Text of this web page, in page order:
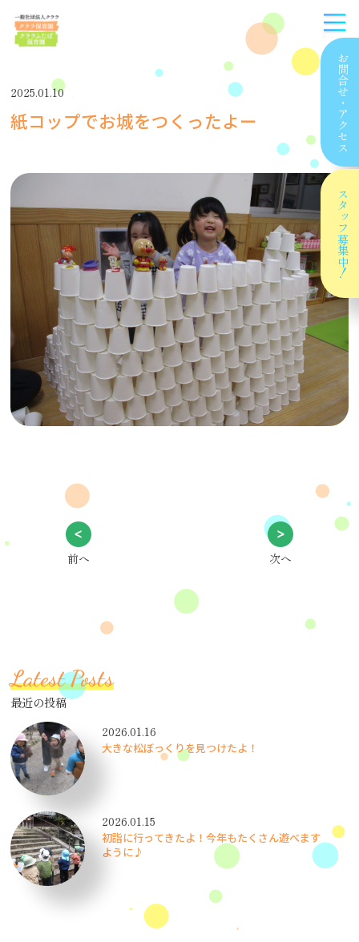
お問合せ
・
アクセス
スタッフ
募集中！
2025.01.10
紙コップでお城をつくったよー
前へ 次へ
Latest Posts
最近の投稿
2026.01.16
大きな松ぼっくりを見つけたよ！
2026.01.15
初詣に行ってきたよ！今年もたくさん遊べます
ように♪